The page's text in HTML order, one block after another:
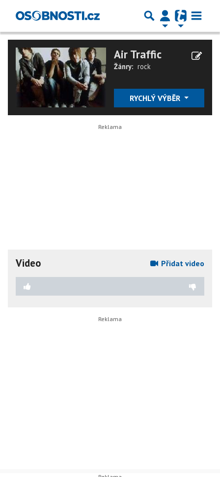
Air Traffic
Žánry: rock
RYCHLÝ VÝBĚR
Video Přidat video